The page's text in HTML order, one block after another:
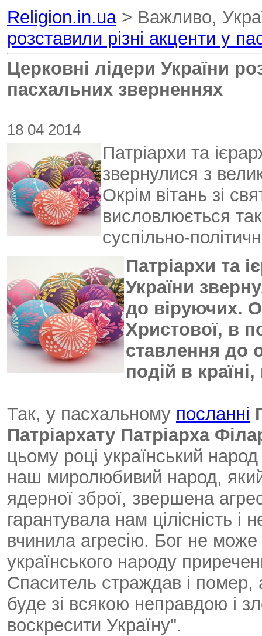
Religion.in.ua> Важливо,
розставили різні акценти у
Церковні лідери України
пасхальних зверненнях
18 04 2014
Патріархи та
звернулися з
Окрім вітань зі
висловлюється
суспільно-
Патріархи та
України
до віруючих.
Христової, в
ставлення до
подій в
Так, у пасхальному посланні
Патріархату Патріарха
цьому році український
наш миролюбивий народ,
ядерної зброї, звершена
гарантувала нам цілісність і
вчинила агресію. Бог не
українського народу
Спаситель страждав і помер,
буде зі всякою неправдою і
воскресити Україну".